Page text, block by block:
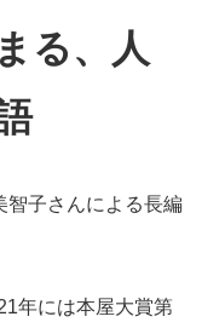
る、人
智子さんによる長編
年には本屋大賞第